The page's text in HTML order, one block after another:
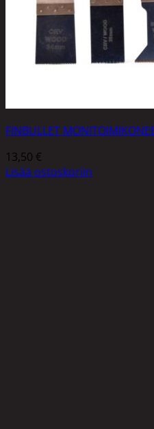
FINBULLET
13,50 €
Lisää ostoskoriin